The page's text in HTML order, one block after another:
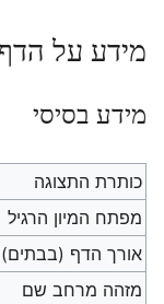
מידע על
מידע בסיסי
כותרת התצוגה
מפתח המיון הרגיל
אורך הדף (בבתים)
מזהה מרחב שם